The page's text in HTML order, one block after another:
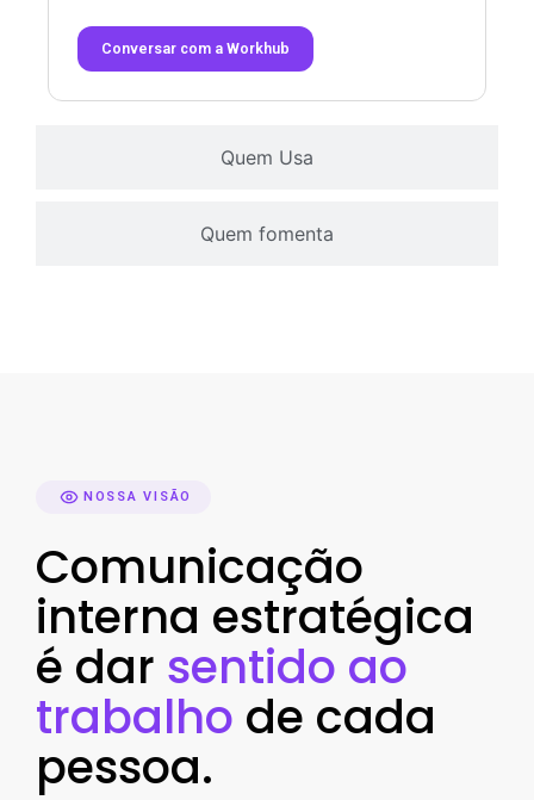
Quem Usa
Quem fomenta
Conversar com a Workhub
NOSSA VISÃO
Comunicação
interna estratégica
é dar sentido ao
trabalho de cada
pessoa.